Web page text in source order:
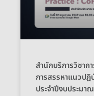
สำนักบริการวิชาก
การสรรหาแนวป
ประจำปีงบประม